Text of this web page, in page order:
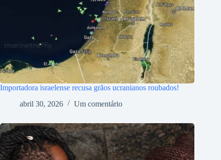
Importadora israelense recusa grãos ucranianos roubados!
abril 30, 2026
Um comentário